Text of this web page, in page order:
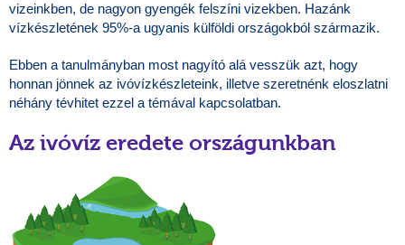
vizeinkben, de nagyon gyengék felszíni vizekben. Hazánk
vízkészletének 95%-a ugyanis külföldi országokból származik.
Ebben a tanulmányban most nagyító alá vesszük azt, hogy
honnan jönnek az ivóvízkészleteink, illetve szeretnénk eloszlatni
néhány tévhitet ezzel a témával kapcsolatban.
Az ivóvíz eredete országunkban